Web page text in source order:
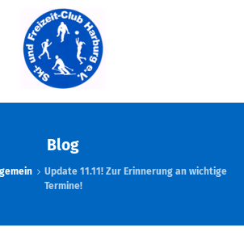
Blog
Update 11.11! Zur Erinnerung an wichtige
Termine!